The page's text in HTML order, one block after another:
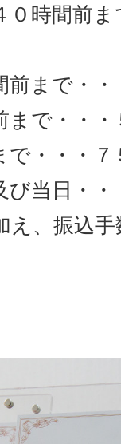
０時間前
前まで・
まで・・
で・・・７
び当日・
え、振込